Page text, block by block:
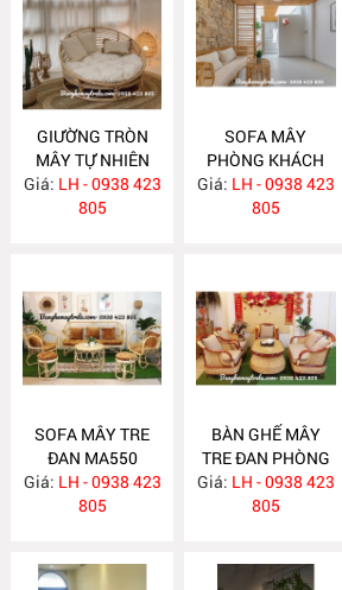
GIƯỜNG TRÒN
MÂY TỰ NHIÊN
MA563
Giá: LH - 0938 423
805
SOFA MÂY
PHÒNG KHÁCH
MA557
Giá: LH - 0938 423
805
SOFA MÂY TRE
ĐAN MA550
Giá: LH - 0938 423
805
BÀN GHẾ MÂY
TRE ĐAN PHÒNG
KHÁCH MA549
Giá: LH - 0938 423
805